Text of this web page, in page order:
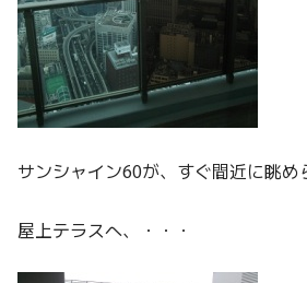
サンシャイン60が、すぐ間近に眺
屋上テラスへ、・・・